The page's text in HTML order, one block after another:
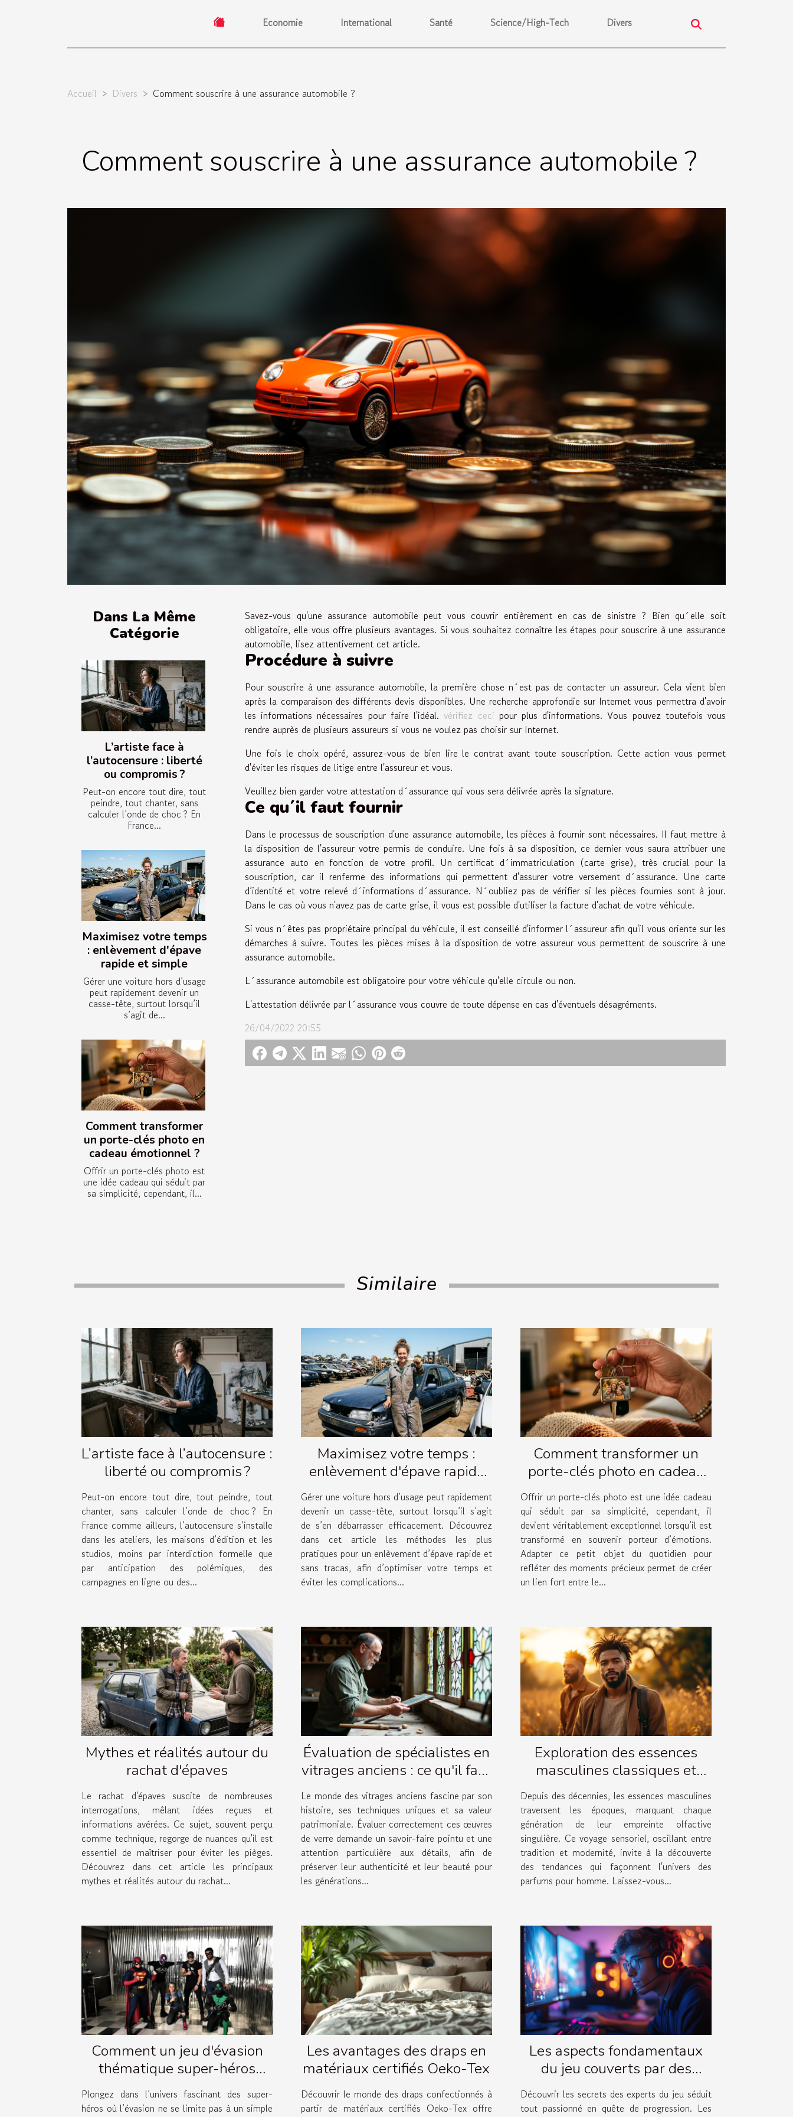
Economie International Santé Science/High-Tech Divers
Accueil Divers Comment souscrire à une assurance automobile ?
Comment souscrire à une assurance automobile ?
Dans La Même
Catégorie
L’artiste face à
l’autocensure : liberté
ou compromis ?
Peut-on encore tout dire, tout
peindre, tout chanter, sans
calculer l’onde de choc ? En
France...
Maximisez votre temps
: enlèvement d'épave
rapide et simple
Gérer une voiture hors d’usage
peut rapidement devenir un
casse-tête, surtout lorsqu’il
s’agit de...
Comment transformer
un porte-clés photo en
cadeau émotionnel ?
Offrir un porte-clés photo est
une idée cadeau qui séduit par
sa simplicité, cependant, il...
Savez-vous qu'une assurance automobile peut vous couvrir entièrement en cas de sinistre ? Bien qu´elle soit
obligatoire, elle vous offre plusieurs avantages. Si vous souhaitez connaître les étapes pour souscrire à une assurance
automobile, lisez attentivement cet article.
Procédure à suivre
Pour souscrire à une assurance automobile, la première chose n´est pas de contacter un assureur. Cela vient bien
après la comparaison des différents devis disponibles. Une recherche approfondie sur Internet vous permettra d'avoir
les informations nécessaires pour faire l'idéal.vérifiez ceci pour plus d'informations. Vous pouvez toutefois vous
rendre auprès de plusieurs assureurs si vous ne voulez pas choisir sur Internet.
Une fois le choix opéré, assurez-vous de bien lire le contrat avant toute souscription. Cette action vous permet
d'éviter les risques de litige entre l'assureur et vous.
Veuillez bien garder votre attestation d´assurance qui vous sera délivrée après la signature.
Ce qu´il faut fournir
Dans le processus de souscription d'une assurance automobile, les pièces à fournir sont nécessaires. Il faut mettre à
la disposition de l'assureur votre permis de conduire. Une fois à sa disposition, ce dernier vous saura attribuer une
assurance auto en fonction de votre profil. Un certificat d´immatriculation (carte grise), très crucial pour la
souscription, car il renferme des informations qui permettent d'assurer votre versement d´assurance. Une carte
d’identité et votre relevé d´informations d´assurance. N´oubliez pas de vérifier si les pièces fournies sont à jour.
Dans le cas où vous n'avez pas de carte grise, il vous est possible d'utiliser la facture d'achat de votre véhicule.
Si vous n´êtes pas propriétaire principal du véhicule, il est conseillé d'informer l´assureur afin qu'il vous oriente sur les
démarches à suivre. Toutes les pièces mises à la disposition de votre assureur vous permettent de souscrire à une
assurance automobile.
L´assurance automobile est obligatoire pour votre véhicule qu'elle circule ou non.
L'attestation délivrée par l´assurance vous couvre de toute dépense en cas d'éventuels désagréments.
26/04/2022 20:55
Similaire
L’artiste face à l’autocensure :
liberté ou compromis ?
Peut-on encore tout dire, tout peindre, tout
chanter, sans calculer l’onde de choc ? En
France comme ailleurs, l’autocensure s’installe
dans les ateliers, les maisons d’édition et les
studios, moins par interdiction formelle que
par anticipation des polémiques, des
campagnes en ligne ou des...
Maximisez votre temps :
enlèvement d'épave rapide
et simple
Gérer une voiture hors d’usage peut rapidement
devenir un casse-tête, surtout lorsqu’il s’agit
de s’en débarrasser efficacement. Découvrez
dans cet article les méthodes les plus
pratiques pour un enlèvement d’épave rapide et
sans tracas, afin d’optimiser votre temps et
éviter les complications...
Comment transformer un
porte-clés photo en cadeau
émotionnel ?
Offrir un porte-clés photo est une idée cadeau
qui séduit par sa simplicité, cependant, il
devient véritablement exceptionnel lorsqu’il est
transformé en souvenir porteur d’émotions.
Adapter ce petit objet du quotidien pour
refléter des moments précieux permet de créer
un lien fort entre le...
Mythes et réalités autour du
rachat d'épaves
Le rachat d'épaves suscite de nombreuses
interrogations, mêlant idées reçues et
informations avérées. Ce sujet, souvent perçu
comme technique, regorge de nuances qu'il est
essentiel de maîtriser pour éviter les pièges.
Découvrez dans cet article les principaux
mythes et réalités autour du rachat...
Évaluation de spécialistes en
vitrages anciens : ce qu'il faut
savoir
Le monde des vitrages anciens fascine par son
histoire, ses techniques uniques et sa valeur
patrimoniale. Évaluer correctement ces œuvres
de verre demande un savoir-faire pointu et une
attention particulière aux détails, afin de
préserver leur authenticité et leur beauté pour
les générations...
Exploration des essences
masculines classiques et
leurs évolutions
Depuis des décennies, les essences masculines
traversent les époques, marquant chaque
génération de leur empreinte olfactive
singulière. Ce voyage sensoriel, oscillant entre
tradition et modernité, invite à la découverte
des tendances qui façonnent l'univers des
parfums pour homme. Laissez-vous...
Comment un jeu d'évasion
thématique super-héros
renforce la cohésion d'équipe
?
Plongez dans l’univers fascinant des super-
héros où l’évasion ne se limite pas à un simple
Les avantages des draps en
matériaux certifiés Oeko-Tex
Découvrir le monde des draps confectionnés à
partir de matériaux certifiés Oeko-Tex offre
Les aspects fondamentaux
du jeu couverts par des
vidéos d'experts
Découvrir les secrets des experts du jeu séduit
tout passionné en quête de progression. Les